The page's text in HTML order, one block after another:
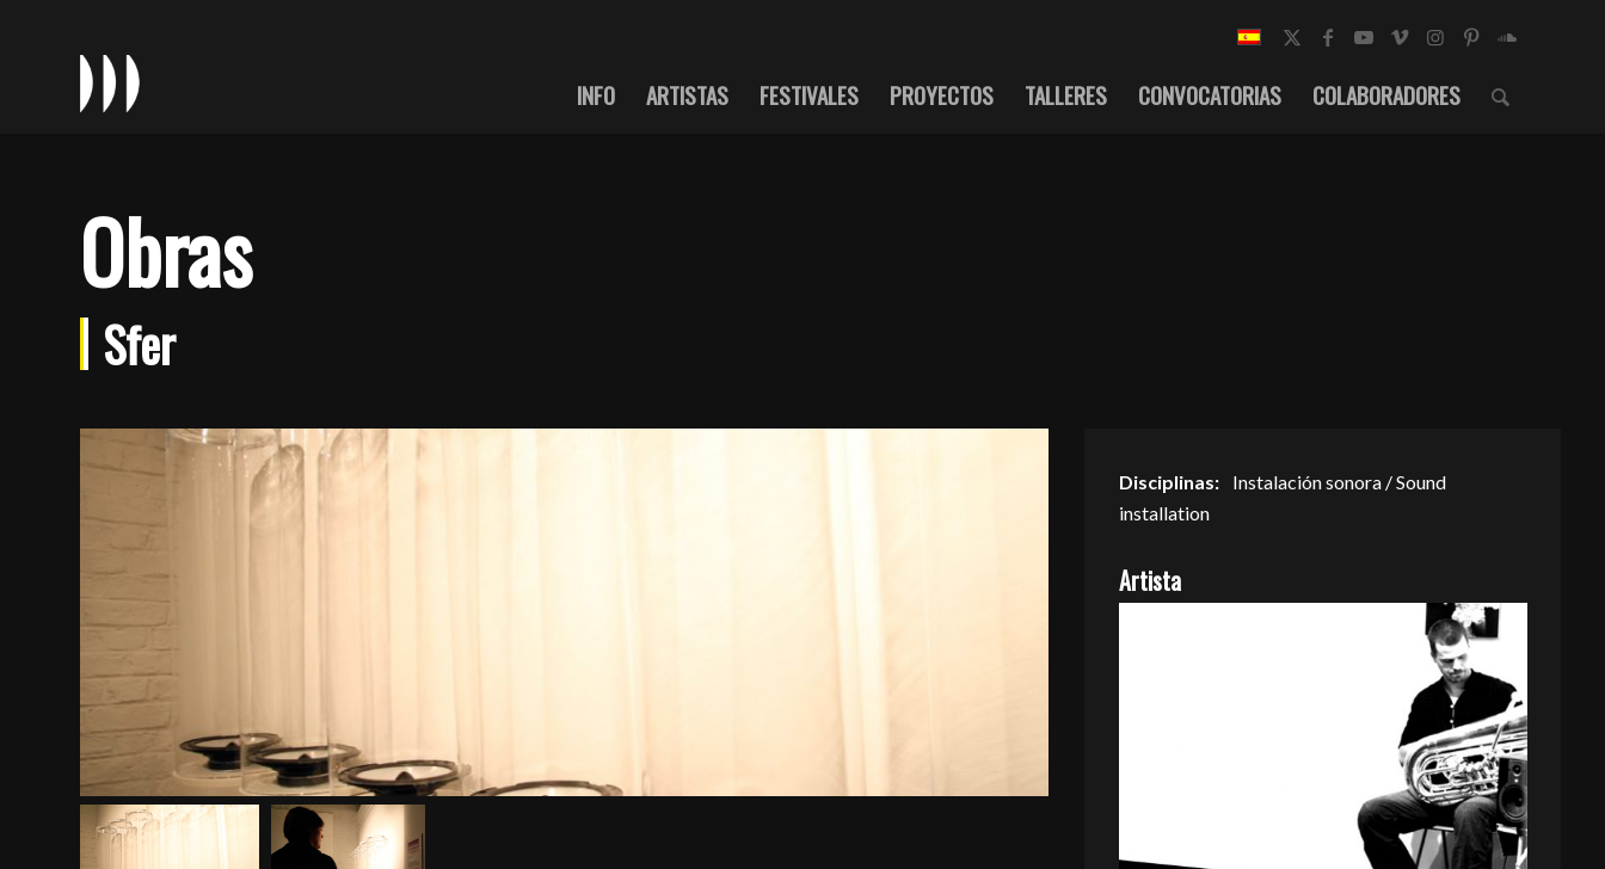
INFO ARTISTAS FESTIVALES PROYECTOS TALLERES CONVOCATORIAS COLABORADORES
Obras
Sfer
Disciplinas:
Instalación sonora / Sound
installation
Artista